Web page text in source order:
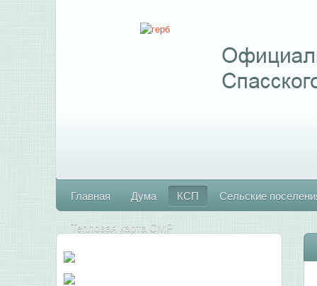
Главная Дума КСП Сельские
Тепловая карта СМР